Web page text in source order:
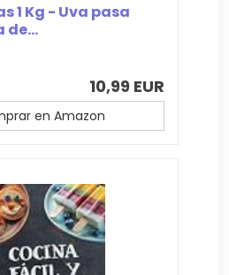
1 Kg - Uva pasa
de...
10,99 EUR
en Amazon